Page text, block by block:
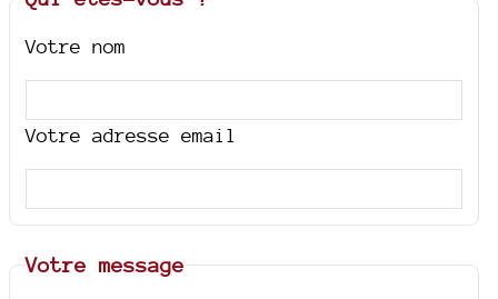
Votre nom
Votre adresse email
Votre message